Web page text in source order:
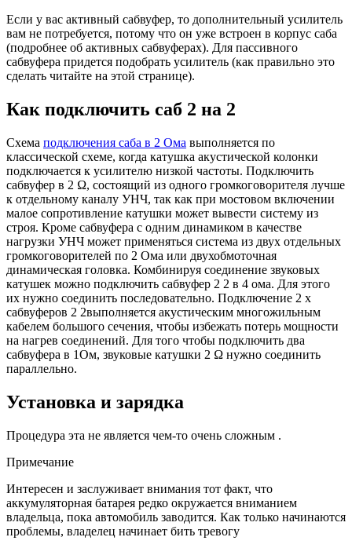
Если у вас активный сабвуфер, то дополнительный усилитель
вам не потребуется, потому что он уже встроен в корпус саба
(подробнее об активных сабвуферах). Для пассивного
сабвуфера придется подобрать усилитель (как правильно это
сделать читайте на этой странице).
Как подключить саб 2 на 2
Схема подключения саба в 2 Ома выполняется по
классической схеме, когда катушка акустической колонки
подключается к усилителю низкой частоты. Подключить
сабвуфер в 2 Ω, состоящий из одного громкоговорителя лучше
к отдельному каналу УНЧ, так как при мостовом включении
малое сопротивление катушки может вывести систему из
строя. Кроме сабвуфера с одним динамиком в качестве
нагрузки УНЧ может применяться система из двух отдельных
громкоговорителей по 2 Ома или двухобмоточная
динамическая головка. Комбинируя соединение звуковых
катушек можно подключить сабвуфер 2 2 в 4 ома. Для этого
их нужно соединить последовательно. Подключение 2 х
сабвуферов 2 2выполняется акустическим многожильным
кабелем большого сечения, чтобы избежать потерь мощности
на нагрев соединений. Для того чтобы подключить два
сабвуфера в 1Ом, звуковые катушки 2 Ω нужно соединить
параллельно.
Установка и зарядка
Процедура эта не является чем-то очень сложным .
Примечание
Интересен и заслуживает внимания тот факт, что
аккумуляторная батарея редко окружается вниманием
владельца, пока автомобиль заводится. Как только начинаются
проблемы, владелец начинает бить тревогу